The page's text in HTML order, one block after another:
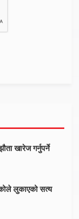
खारेज गर्नुपर्ने
लुकाएको सत्य